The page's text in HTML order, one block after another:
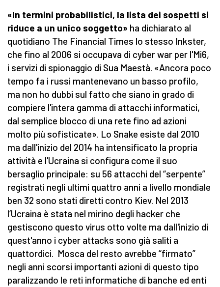
«In termini probabilistici, la lista dei sospetti si
riduce a un unico soggetto» ha dichiarato al
quotidiano The Financial Times lo stesso Inkster,
che fino al 2006 si occupava di cyber war per l'Mi6,
i servizi di spionaggio di Sua Maestà. «Ancora poco
tempo fa i russi mantenevano un basso profilo,
ma non ho dubbi sul fatto che siano in grado di
compiere l'intera gamma di attacchi informatici,
dal semplice blocco di una rete fino ad azioni
molto più sofisticate». Lo Snake esiste dal 2010
ma dall'inizio del 2014 ha intensificato la propria
attività e l'Ucraina si configura come il suo
bersaglio principale: su 56 attacchi del “serpente”
registrati negli ultimi quattro anni a livello mondiale
ben 32 sono stati diretti contro Kiev. Nel 2013
l’Ucraina è stata nel mirino degli hacker che
gestiscono questo virus otto volte ma dall'inizio di
quest'anno i cyber attacks sono già saliti a
quattordici. Mosca del resto avrebbe “firmato”
negli anni scorsi importanti azioni di questo tipo
paralizzando le reti informatiche di banche ed enti